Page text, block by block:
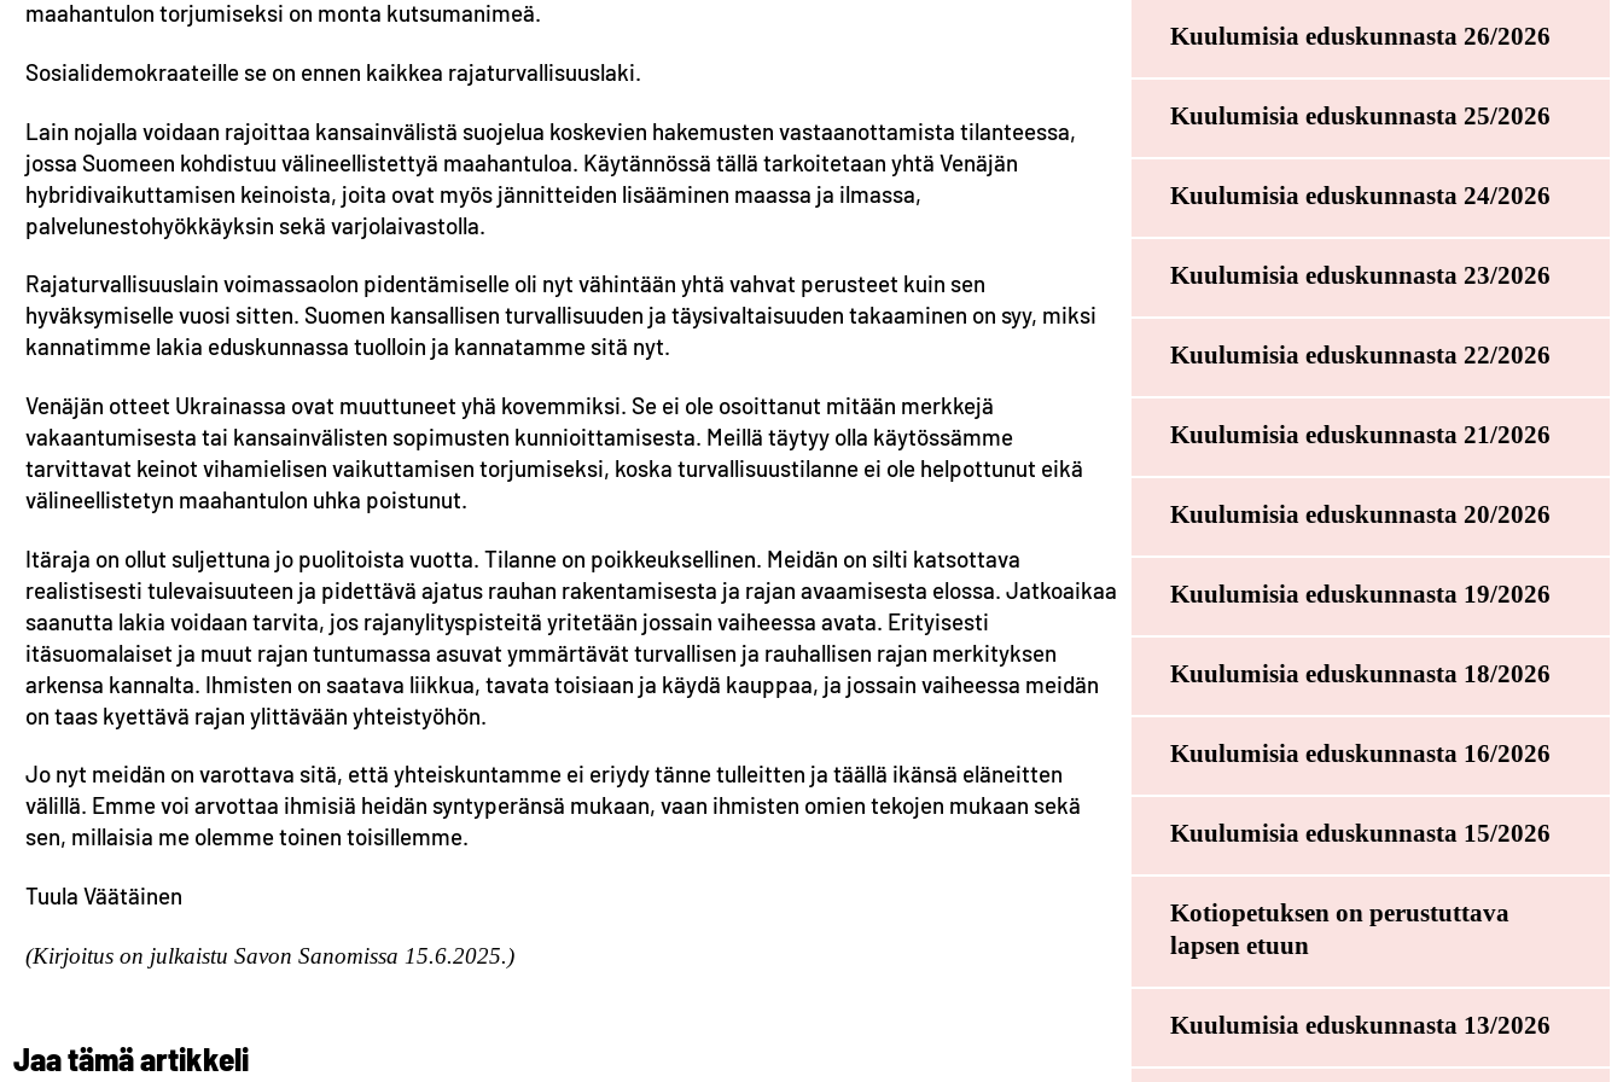
maahantulon torjumiseksi on monta kutsumanimeä.
Sosialidemokraateille se on ennen kaikkea rajaturvallisuuslaki.
Lain nojalla voidaan rajoittaa kansainvälistä suojelua koskevien hakemusten vastaanottamista tilanteessa,
jossa Suomeen kohdistuu välineellistettyä maahantuloa. Käytännössä tällä tarkoitetaan yhtä Venäjän
hybridivaikuttamisen keinoista, joita ovat myös jännitteiden lisääminen maassa ja ilmassa,
palvelunestohyökkäyksin sekä varjolaivastolla.
Rajaturvallisuuslain voimassaolon pidentämiselle oli nyt vähintään yhtä vahvat perusteet kuin sen
hyväksymiselle vuosi sitten. Suomen kansallisen turvallisuuden ja täysivaltaisuuden takaaminen on syy, miksi
kannatimme lakia eduskunnassa tuolloin ja kannatamme sitä nyt.
Venäjän otteet Ukrainassa ovat muuttuneet yhä kovemmiksi. Se ei ole osoittanut mitään merkkejä
vakaantumisesta tai kansainvälisten sopimusten kunnioittamisesta. Meillä täytyy olla käytössämme
tarvittavat keinot vihamielisen vaikuttamisen torjumiseksi, koska turvallisuustilanne ei ole helpottunut eikä
välineellistetyn maahantulon uhka poistunut.
Itäraja on ollut suljettuna jo puolitoista vuotta. Tilanne on poikkeuksellinen. Meidän on silti katsottava
realistisesti tulevaisuuteen ja pidettävä ajatus rauhan rakentamisesta ja rajan avaamisesta elossa. Jatkoaikaa
saanutta lakia voidaan tarvita, jos rajanylityspisteitä yritetään jossain vaiheessa avata. Erityisesti
itäsuomalaiset ja muut rajan tuntumassa asuvat ymmärtävät turvallisen ja rauhallisen rajan merkityksen
arkensa kannalta. Ihmisten on saatava liikkua, tavata toisiaan ja käydä kauppaa, ja jossain vaiheessa meidän
on taas kyettävä rajan ylittävään yhteistyöhön.
Jo nyt meidän on varottava sitä, että yhteiskuntamme ei eriydy tänne tulleitten ja täällä ikänsä eläneitten
välillä. Emme voi arvottaa ihmisiä heidän syntyperänsä mukaan, vaan ihmisten omien tekojen mukaan sekä
sen, millaisia me olemme toinen toisillemme.
Tuula Väätäinen
(Kirjoitus on julkaistu Savon Sanomissa 15.6.2025.)
Jaa tämä artikkeli
Kuulumisia eduskunnasta 26/2026
Kuulumisia eduskunnasta 25/2026
Kuulumisia eduskunnasta 24/2026
Kuulumisia eduskunnasta 23/2026
Kuulumisia eduskunnasta 22/2026
Kuulumisia eduskunnasta 21/2026
Kuulumisia eduskunnasta 20/2026
Kuulumisia eduskunnasta 19/2026
Kuulumisia eduskunnasta 18/2026
Kuulumisia eduskunnasta 16/2026
Kuulumisia eduskunnasta 15/2026
Kotiopetuksen on perustuttava
lapsen etuun
Kuulumisia eduskunnasta 13/2026